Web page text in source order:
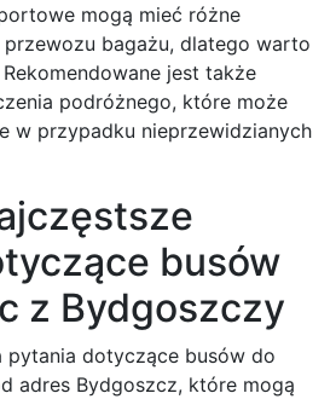
mogą mieć różne
bagażu, dlatego warto
jest także
podróżnego, które może
w przypadku nieprzewidzianych
busów
z Bydgoszczy
pytania dotyczące busów do
adres Bydgoszcz, które mogą